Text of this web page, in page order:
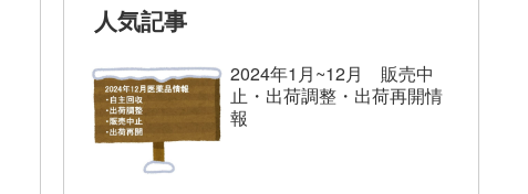
人気記事
2024年1月~12月 販売中
止・出荷調整・出荷再開情
報